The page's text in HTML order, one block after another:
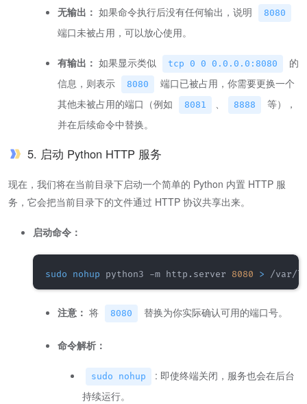
无输出： 如果命令执行后没有任何输出，说明 8080
端口未被占用，可以放心使用。
有输出： 如果显示类似 tcp 0 0 0.0.0.0:8080
的
信息，则表示
8080
端口已被占用，你需要更换一个
其他未被占用的端口（例如
8081 8888
等），
并在后续命令中替换。
5. 启动 Python HTTP 服务
现在，我们将在当前目录下启动一个简单的 Python 内置 HTTP 服
务，它会把当前目录下的文件通过 HTTP 协议共享出来。
启动命令：
sudo nohup python3 -m http.server 8080 > /var/
注意： 将 8080 替换为你实际确认可用的端口号。
命令解析：
sudo nohup
: 即使终端关闭，服务也会在后台
持续运行。